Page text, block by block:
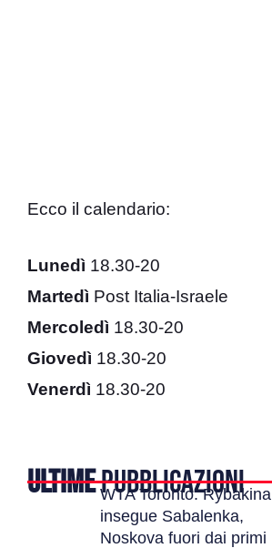
Ecco il calendario:
Lunedì 18.30-20
Martedì Post Italia-Israele
Mercoledì 18.30-20
Giovedì 18.30-20
Venerdì 18.30-20
ULTIMEPUBBLICAZIONI
WTA Toronto: Rybakina
insegue Sabalenka,
Noskova fuori dai primi